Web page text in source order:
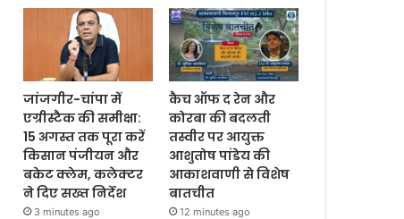
जांजगीर-चांपा में
एग्रीस्टैक की समीक्षा:
15 अगस्त तक पूरा करें
किसान पंजीयन और
बकेट क्लेम, कलेक्टर
ने दिए सख्त निर्देश
3 minutes ago
कैच ऑफ द रेन और
कोरबा की बदलती
तस्वीर पर आयुक्त
आशुतोष पांडेय की
आकाशवाणी से विशेष
बातचीत
12 minutes ago